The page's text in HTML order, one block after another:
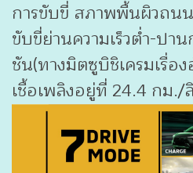
การขับขี่ สภาพพื้นผิวถน
ขับขี่ย่านความเร็วต่ำ-ปา
ชัน(ทางมิตซูบิชิเครมเรื่อ
เชื้อเพลิงอยู่ที่ 24.4 กม./